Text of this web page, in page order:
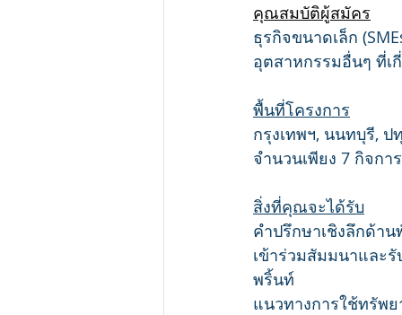
คุณสมบัติผู้สมัคร
ธุรกิจขนาดเล็ก
อุตสาหกรรมอื่นๆ ที่เ
พื้นที่โครงการ
กรุงเทพฯ, นนทบุรี,
จำนวนเพียง 7 กิจกา
สิ่งที่คุณจะได้รับ
คำปรึกษาเชิงลึกด้า
เข้าร่วมสัมมนาและ
พริ้นท์
แนวทางการใช้ทรัพ